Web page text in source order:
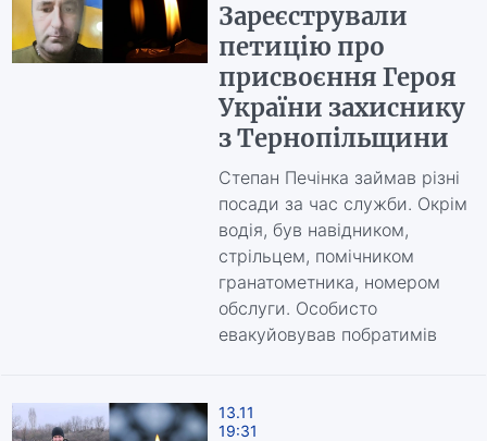
Зареєстрували
петицію про
присвоєння Героя
України захиснику
з Тернопільщини
Степан Печінка займав різні
посади за час служби. Окрім
водія, був навідником,
стрільцем, помічником
гранатометника, номером
обслуги. Особисто
евакуйовував побратимів
13.11
19:31